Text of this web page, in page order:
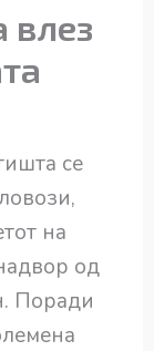
влез
се
на
од
Поради